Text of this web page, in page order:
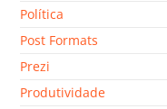
Política
Post Formats
Prezi
Produtividade